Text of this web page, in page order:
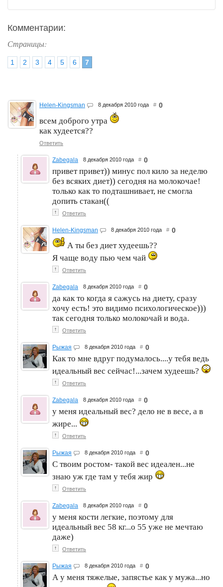
Комментарии:
Страницы:
1 2 3 4 5 6 7
Helen-Kingsman 8 декабря 2010 года # 0
всем доброго утра
как худеется??
Ответить
Zabegala 8 декабря 2010 года # 0
привет привет)) минус пол кило за неделю
без всяких диет)) сегодня на молокочае!
только как то подташнивает, не смогла
допить стакан((
↑ Ответить
Helen-Kingsman 8 декабря 2010 года # 0
А ты без диет худеешь??
Я чаще воду пью чем чай
↑ Ответить
Zabegala 8 декабря 2010 года # 0
да как то когда я сажусь на диету, сразу
хочу есть! это видимо психологическое)))
так сегодня только молокочай и вода.
↑ Ответить
Рыжая 8 декабря 2010 года # 0
Как то мне вдруг подумалось....у тебя ведь
идеальный вес сейчас!...зачем худеешь?
↑ Ответить
Zabegala 8 декабря 2010 года # 0
у меня идеальный вес? дело не в весе, а в
жире...
↑ Ответить
Рыжая 8 декабря 2010 года # 0
С твоим ростом- такой вес идеален...не
знаю уж где там у тебя жир
↑ Ответить
Zabegala 8 декабря 2010 года # 0
у меня кости легкие, поэтому для
идеальный вес 58 кг...о 55 уже не мечтаю
даже)
↑ Ответить
Рыжая 8 декабря 2010 года # 0
А у меня тяжелые, запястье как у мужа...но